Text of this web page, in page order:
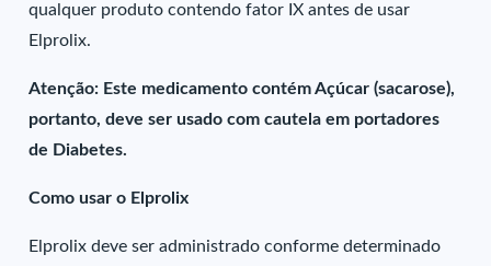
qualquer produto contendo fator IX antes de usar
Elprolix.
Atenção: Este medicamento contém Açúcar (sacarose),
portanto, deve ser usado com cautela em portadores
de Diabetes.
Como usar o Elprolix
Elprolix deve ser administrado conforme determinado